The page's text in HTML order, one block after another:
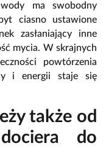
ma swobodny
ciasno ustawione
zasłaniający inne
mycia. W skrajnych
powtórzenia
i energii staje się
także od
do